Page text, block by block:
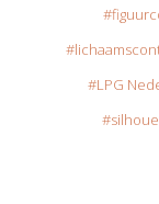
LPG